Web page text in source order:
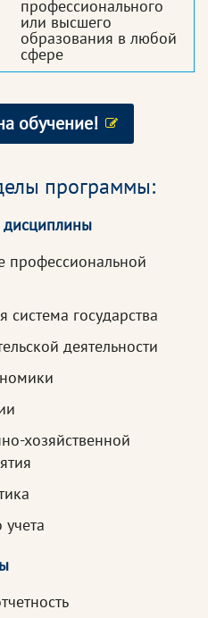
профессионального
или высшего
образования в любой
сфере
обучение!
программы:
профессиональной
государства
деятельности
хозяйственной
учета